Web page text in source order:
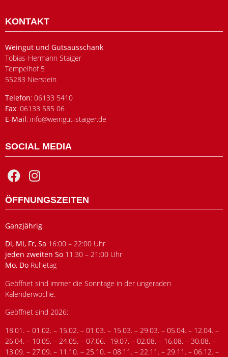
KONTAKT
Weingut und Gutsausschank
Tobias-Hermann Staiger
Tempelhof 5
55283 Nierstein
Telefon: 06133 5410
Fax: 06133 585 06
E-Mail: info@weingut-staiger.de
SOCIAL MEDIA
ÖFFNUNGSZEITEN
Ganzjährig
Di, Mi, Fr, Sa 16:00 – 22:00 Uhr
jeden zweiten So 11:30 – 21:00 Uhr
Mo, Do Ruhetag
Geöffnet sind immer die Sonntage in der ungeraden
Kalenderwoche.
Geöffnet sind 2026:
18.01. – 01.02. – 15.02. – 01.03. – 15.03. – 29.03. – 05.04. – 12.04. –
26.04. – 10.05. – 24.05. – 07.06.- 19.07. – 02.08. – 16.08. – 30.08. –
13.09. – 27.09. – 11.10. – 25.10. – 08.11. – 22.11. – 29.11. – 06.12. –